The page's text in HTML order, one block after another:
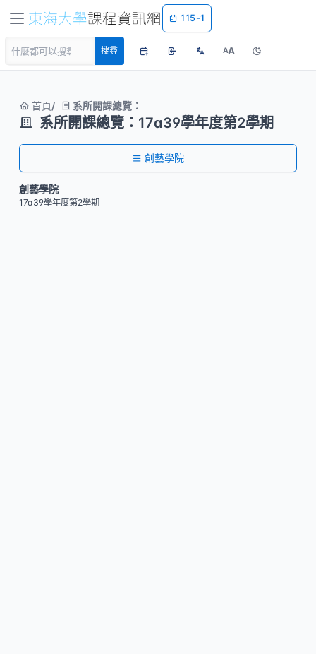
115-1
搜尋 AA
首頁 系所開課總覽：
系所開課總覽：17a39學年度第2學期
創藝學院
創藝學院
17a39學年度第2學期